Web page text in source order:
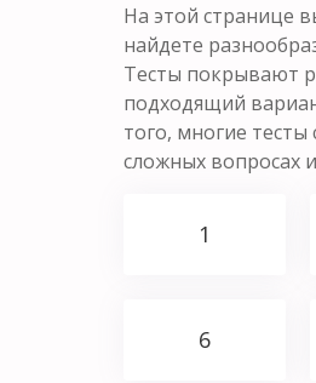
На этой странице
найдете
Тесты покрывают
подходящий
того, многие
сложных вопросах
1
6